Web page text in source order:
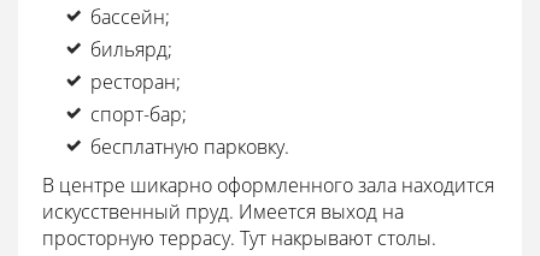
бассейн;
бильярд;
ресторан;
спорт-бар;
бесплатную парковку.
В центре шикарно оформленного зала находится
искусственный пруд. Имеется выход на
просторную террасу. Тут накрывают столы.